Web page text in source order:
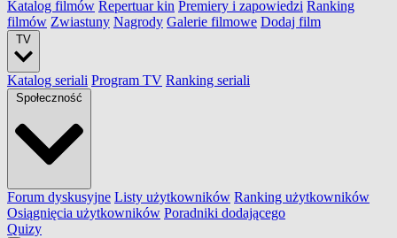
Katalog filmów Repertuar kin Premiery i zapowiedzi Ranking
filmów Zwiastuny Nagrody Galerie filmowe Dodaj film
TV
Katalog seriali Program TV Ranking seriali
Społeczność
Forum dyskusyjne Listy użytkowników Ranking użytkowników
Osiągnięcia użytkowników Poradniki dodającego
Quizy